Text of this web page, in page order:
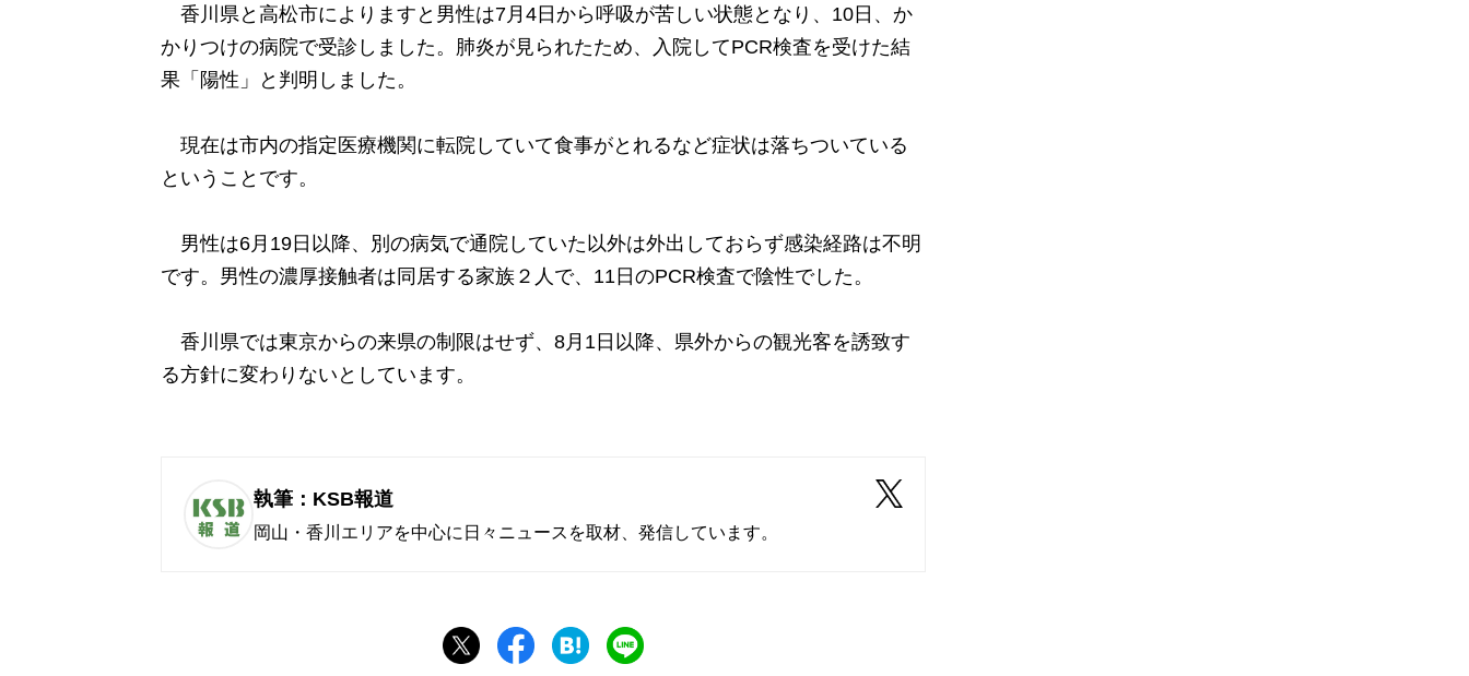
香川県と高松市によりますと男性は7月4日から呼吸が苦しい状態となり、10日、か
かりつけの病院で受診しました。肺炎が見られたため、入院してPCR検査を受けた結
果「陽性」と判明しました。
現在は市内の指定医療機関に転院していて食事がとれるなど症状は落ちついている
ということです。
男性は6月19日以降、別の病気で通院していた以外は外出しておらず感染経路は不明
です。男性の濃厚接触者は同居する家族２人で、11日のPCR検査で陰性でした。
香川県では東京からの来県の制限はせず、8月1日以降、県外からの観光客を誘致す
る方針に変わりないとしています。
執筆：KSB報道
岡山・香川エリアを中心に日々ニュースを取材、発信しています。